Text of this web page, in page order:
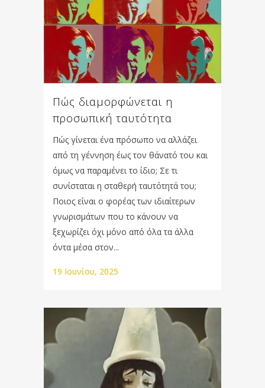
Πώς διαμορφώνεται η
προσωπική ταυτότητα
Πώς γίνεται ένα πρόσωπο να αλλάζει
από τη γέννηση έως τον θάνατό του και
όμως να παραμένει το ίδιο; Σε τι
συνίσταται η σταθερή ταυτότητά του;
Ποιος είναι ο φορέας των ιδιαίτερων
γνωρισμάτων που το κάνουν να
ξεχωρίζει όχι μόνο από όλα τα άλλα
όντα μέσα στον...
19 Ιουνίου, 2025